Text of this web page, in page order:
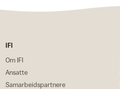
IFI
Om IFI
Ansatte
Samarbeidspartnere